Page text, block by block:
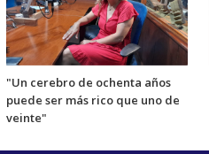
"Un cerebro de ochenta años
puede ser más rico que uno de
veinte"